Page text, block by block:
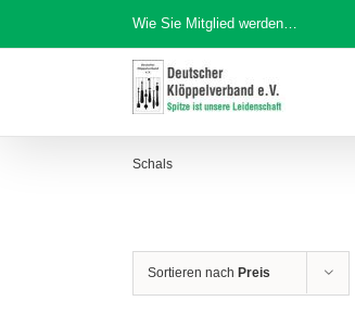
Inhalt
Wie Sie Mitglied werden…
Schals
Sortieren nach Preis